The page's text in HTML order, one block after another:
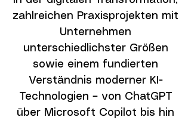
zahlreichen Praxisprojekten mit
Unternehmen
unterschiedlichster Größen
sowie einem fundierten
Verständnis moderner KI-
Technologien – von ChatGPT
über Microsoft Copilot bis hin